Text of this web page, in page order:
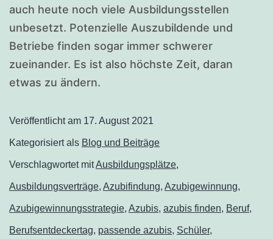
auch heute noch viele Ausbildungsstellen
unbesetzt. Potenzielle Auszubildende und
Betriebe finden sogar immer schwerer
zueinander. Es ist also höchste Zeit, daran
etwas zu ändern.
Veröffentlicht am 17. August 2021
Kategorisiert als Blog und Beiträge
Verschlagwortet mitAusbildungsplätze,
Ausbildungsverträge, Azubifindung, Azubigewinnung,
Azubigewinnungsstrategie, Azubis, azubis finden, Beruf,
Berufsentdeckertag, passende azubis, Schüler,